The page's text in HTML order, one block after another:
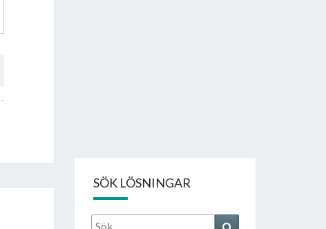
SÖK LÖSNINGAR
Sök